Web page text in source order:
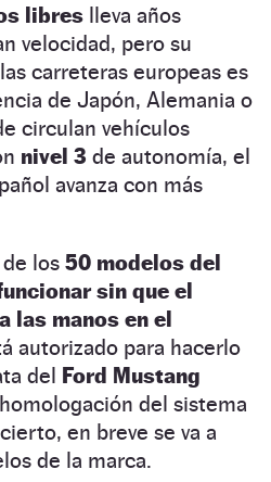
libres lleva años
velocidad, pero su
carreteras europeas es
de Japón, Alemania o
circulan vehículos
nivel 3 de autonomía, el
avanza con más
los 50 modelos del
sin que el
las manos en el
autorizado para hacerlo
del Ford Mustang
del sistema
en breve se va a
de la marca.